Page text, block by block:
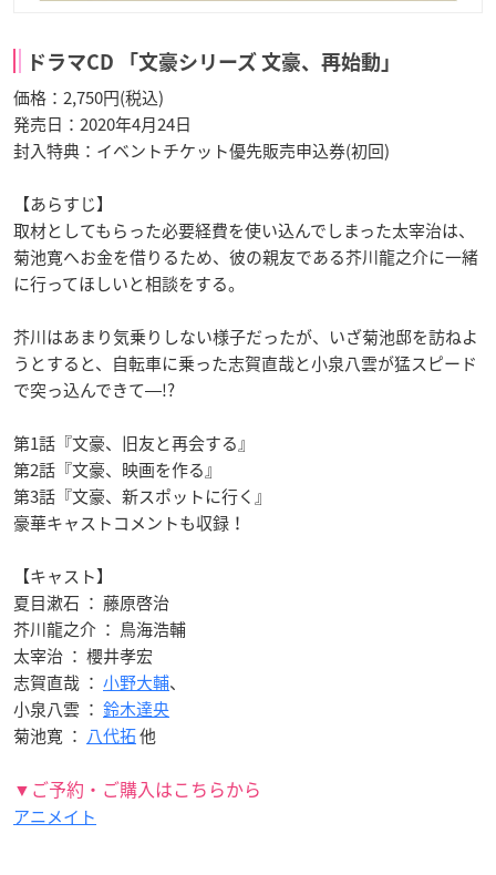
ドラマCD 「文豪シリーズ 文豪、再始動」
価格：2,750円(税込)
発売日：2020年4月24日
封入特典：イベントチケット優先販売申込券(初回)
【あらすじ】
取材としてもらった必要経費を使い込んでしまった太宰治は、
菊池寛へお金を借りるため、彼の親友である芥川龍之介に一緒
に行ってほしいと相談をする。
芥川はあまり気乗りしない様子だったが、いざ菊池邸を訪ねよ
うとすると、自転車に乗った志賀直哉と小泉八雲が猛スピード
で突っ込んできて―!?
第1話『文豪、旧友と再会する』
第2話『文豪、映画を作る』
第3話『文豪、新スポットに行く』
豪華キャストコメントも収録！
【キャスト】
夏目漱石 ： 藤原啓治
芥川龍之介 ： 鳥海浩輔
太宰治 ： 櫻井孝宏
志賀直哉 ： 小野大輔、
小泉八雲 ： 鈴木達央
菊池寛 ： 八代拓他
▼ご予約・ご購入はこちらから
アニメイト